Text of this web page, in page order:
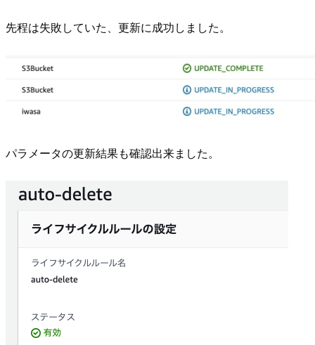
先程は失敗していた、更新に成功しました。
パラメータの更新結果も確認出来ました。